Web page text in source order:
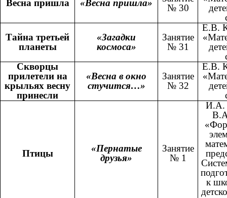
Весна пришла «Весна пришла»
№ 30
Тайна третьей
планеты
«Загадки
космоса»
Занятие
№ 31
Е.В.
Скворцы
прилетели на
крыльях весну
принесли
«Весна в окно
стучится…»
Занятие
№ 32
Е.В.
Птицы
«Пернатые
друзья»
Занятие
№ 1
И.А.
к